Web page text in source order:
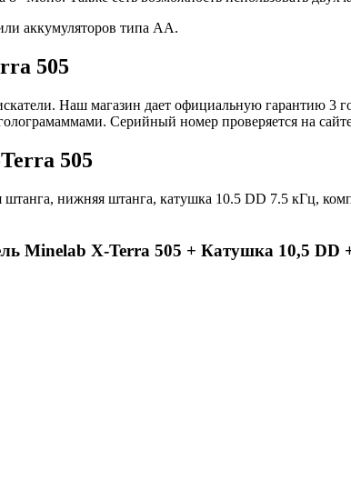
аккумуляторов типа АА.
505
Наш магазин дает официальную гарантию
Серийный номер проверяется на
505
штанга, нижняя штанга, катушка 10.5 DD 7.5 кГц,
Minelab X-Terra 505 + Катушка 10,5 DD